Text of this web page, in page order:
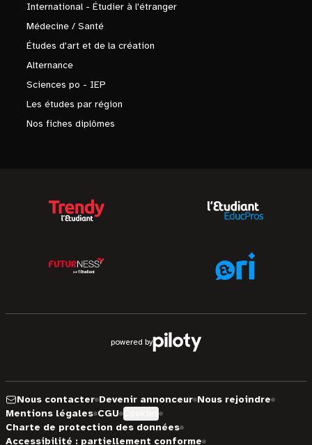
International - Étudier à l'étranger
Médecine / Santé
Études d'art et de la création
Alternance
Sciences po - IEP
Les études par région
Nos fiches diplômes
powered by
Nous contacter Devenir annonceur Nous rejoindre
Mentions légales CGU
Charte de protection des données
Accessibilité : partiellement conforme